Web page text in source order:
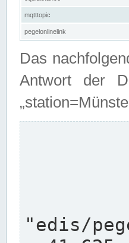
mqtttopic
pegelonlinelink
Das
Antwort der
"edis/